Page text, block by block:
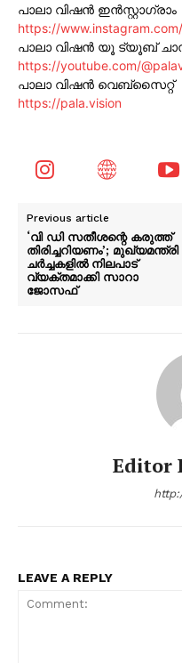
പാലാ വിഷൻ ഇൻസ്റ്റാഗ്രാം
https://
പാലാ വിഷൻ യൂ ട്യൂബ്
https://youtube.com/
പാലാ വിഷൻ വെബ്സൈറ്റ്
https://pala.vision
Previous article
‘വി ഡി സതീശന്റെ കരുത്ത്
തിരിച്ചറിയണം’; മുഖ്യമന്ത്രി
ചർച്ചകളിൽ നിലപാട്
വ്യക്തമാക്കി സാറാ
ജോസഫ്
Editor
LEAVE A REPLY